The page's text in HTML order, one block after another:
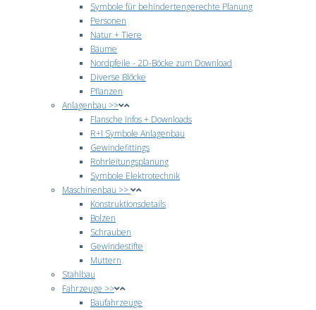
Symbole für behindertengerechte Planung
Personen
Natur + Tiere
Bäume
Nordpfeile - 2D-Böcke zum Download
Diverse Blöcke
Pflanzen
Anlagenbau >>
Flansche Infos + Downloads
R+I Symbole Anlagenbau
Gewindefittings
Rohrleitungsplanung
Symbole Elektrotechnik
Maschinenbau >>
Konstruktionsdetails
Bolzen
Schrauben
Gewindestifte
Muttern
Stahlbau
Fahrzeuge >>
Baufahrzeuge